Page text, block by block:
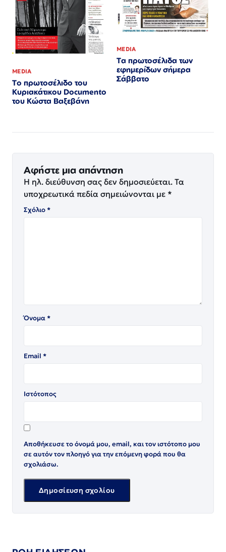
MEDIA
Το πρωτοσέλιδο του
Κυριακάτικου Documento
του Κώστα Βαξεβάνη
MEDIA
Τα πρωτοσέλιδα των
εφημερίδων σήμερα
Σάββατο
Αφήστε μια απάντηση
Η ηλ. διεύθυνση σας δεν δημοσιεύεται. Τα
υποχρεωτικά πεδία σημειώνονται με *
Σχόλιο*
Όνομα*
Email *
Ιστότοπος
Αποθήκευσε το όνομά μου, email, και τον ιστότοπο μου
σε αυτόν τον πλοηγό για την επόμενη φορά που θα
σχολιάσω.